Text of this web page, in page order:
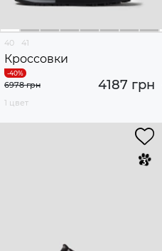
40 41
Кроссовки
4187 грн
6978 грн
1 цвет